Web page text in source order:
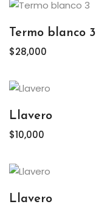
Termo blanco 3
$28,000
Llavero
$10,000
Llavero